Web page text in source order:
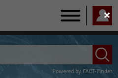
Main
navigation
Powered by FACT-Finder